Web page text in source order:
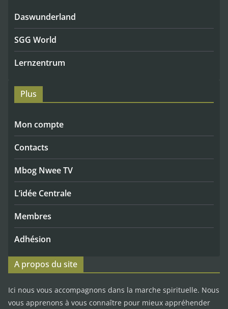
Daswunderland
SGG World
Lernzentrum
Plus
Mon compte
Contacts
Mbog Nwee TV
L’idée Centrale
Membres
Adhésion
A propos du site
Ici nous vous accompagnons dans la marche spirituelle. Nous
vous apprenons à vous connaître pour mieux appréhender